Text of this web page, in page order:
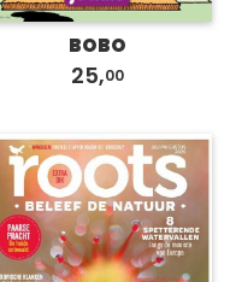
BOBO
25,00